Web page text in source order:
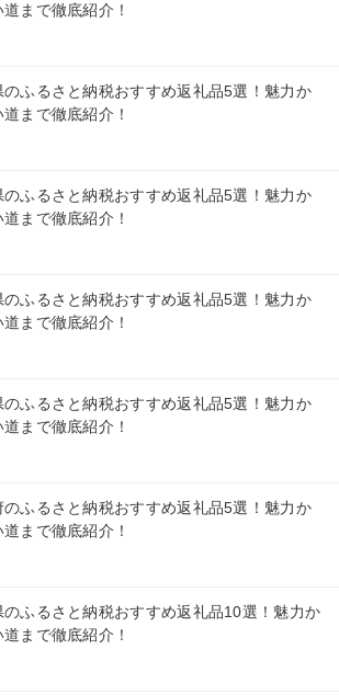
道まで徹底紹介！
のふるさと納税おすすめ返礼品5選！魅力か
道まで徹底紹介！
のふるさと納税おすすめ返礼品5選！魅力か
道まで徹底紹介！
のふるさと納税おすすめ返礼品5選！魅力か
道まで徹底紹介！
のふるさと納税おすすめ返礼品5選！魅力か
道まで徹底紹介！
のふるさと納税おすすめ返礼品5選！魅力か
道まで徹底紹介！
のふるさと納税おすすめ返礼品10選！魅力か
道まで徹底紹介！